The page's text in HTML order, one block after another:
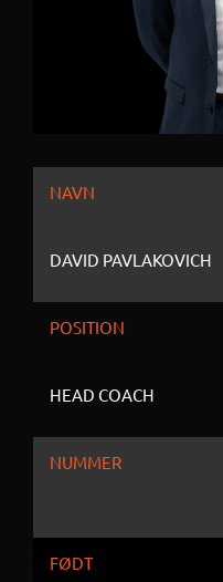
NAVN
DAVID PAVLAKOVICH
POSITION
HEAD COACH
NUMMER
FØDT